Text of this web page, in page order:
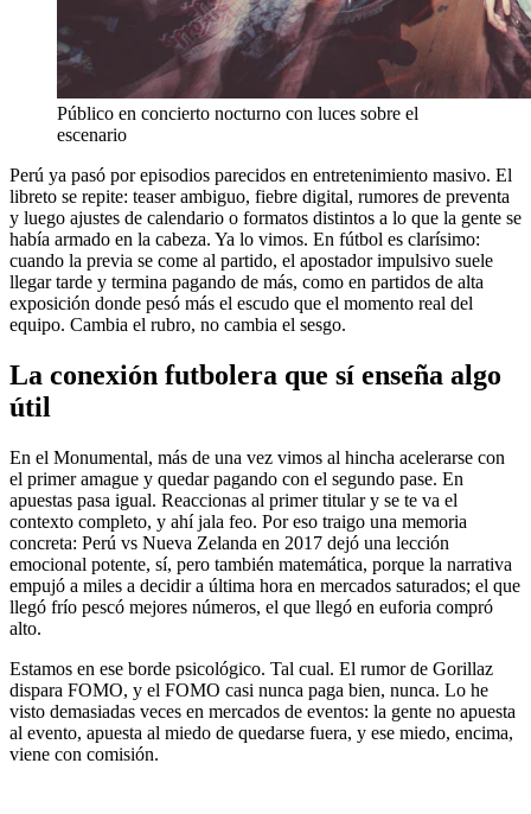
Público en concierto nocturno con luces sobre el
escenario
Perú ya pasó por episodios parecidos en entretenimiento masivo. El
libreto se repite: teaser ambiguo, fiebre digital, rumores de preventa
y luego ajustes de calendario o formatos distintos a lo que la gente se
había armado en la cabeza. Ya lo vimos. En fútbol es clarísimo:
cuando la previa se come al partido, el apostador impulsivo suele
llegar tarde y termina pagando de más, como en partidos de alta
exposición donde pesó más el escudo que el momento real del
equipo. Cambia el rubro, no cambia el sesgo.
La conexión futbolera que sí enseña algo
útil
En el Monumental, más de una vez vimos al hincha acelerarse con
el primer amague y quedar pagando con el segundo pase. En
apuestas pasa igual. Reaccionas al primer titular y se te va el
contexto completo, y ahí jala feo. Por eso traigo una memoria
concreta: Perú vs Nueva Zelanda en 2017 dejó una lección
emocional potente, sí, pero también matemática, porque la narrativa
empujó a miles a decidir a última hora en mercados saturados; el que
llegó frío pescó mejores números, el que llegó en euforia compró
alto.
Estamos en ese borde psicológico. Tal cual. El rumor de Gorillaz
dispara FOMO, y el FOMO casi nunca paga bien, nunca. Lo he
visto demasiadas veces en mercados de eventos: la gente no apuesta
al evento, apuesta al miedo de quedarse fuera, y ese miedo, encima,
viene con comisión.